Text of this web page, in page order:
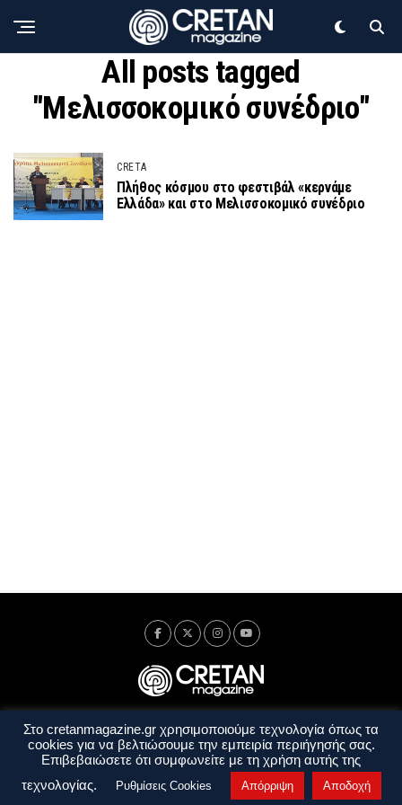
All posts tagged
"Μελισσοκομικό συνέδριο"
CRETA
Πλήθος κόσμου στο φεστιβάλ «κερνάμε
Ελλάδα» και στο Μελισσοκομικό συνέδριο
Ταυτότητα Πολιτική Απορρήτου
Όροι Χρήσης
Όροι και Προϋποθέσεις
Στο cretanmagazine.gr χρησιμοποιούμε τεχνολογία όπως τα
cookies για να βελτιώσουμε την εμπειρία περιήγησής σας.
Επιβεβαιώσετε ότι συμφωνείτε με τη χρήση αυτής της
τεχνολογίας.
Ρυθμίσεις Cookies Απόρριψη Αποδοχή